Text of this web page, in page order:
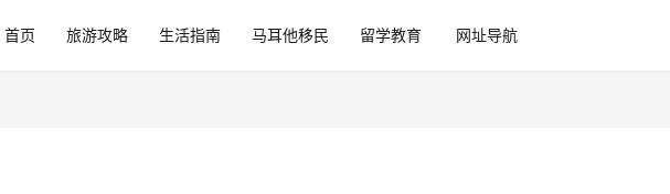
首页 旅游攻略 生活指南 马耳他移民 留学教育 网址导航